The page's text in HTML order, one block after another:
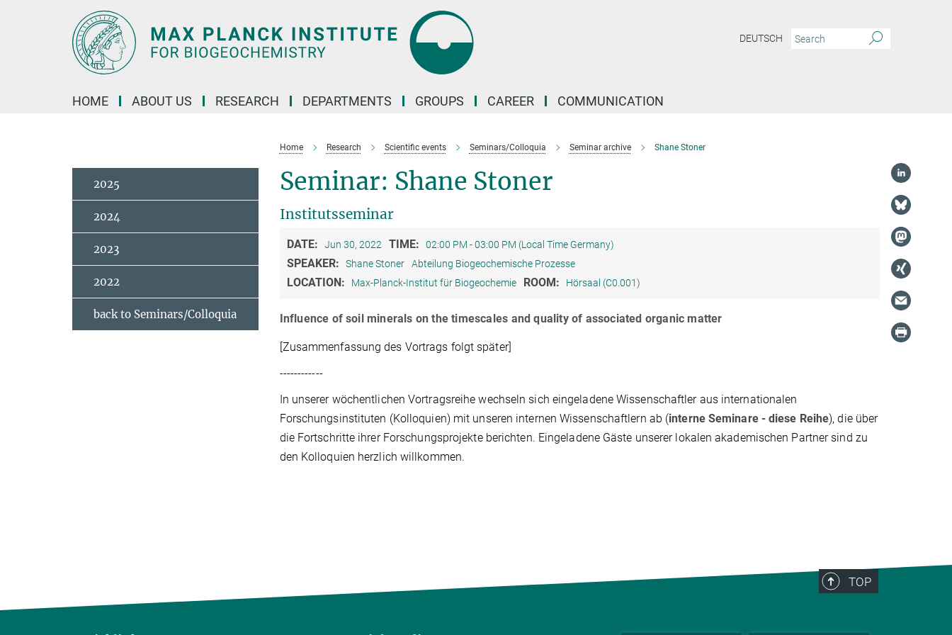
DEUTSCH
HOME ABOUT US RESEARCH DEPARTMENTS GROUPS CAREER COMMUNICATION
Home Research Scientific events Seminars/Colloquia Seminar archive Shane Stoner
Seminar: Shane Stoner
Institutsseminar
DATE: Jun 30, 2022 TIME: 02:00 PM - 03:00 PM (Local Time Germany)
SPEAKER: Shane Stoner Abteilung Biogeochemische Prozesse
LOCATION: Max-Planck-Institut für Biogeochemie ROOM: Hörsaal (C0.001)
Influence of soil minerals on the timescales and quality of associated organic matter
[Zusammenfassung des Vortrags folgt später]
------------
In unserer wöchentlichen Vortragsreihe wechseln sich eingeladene Wissenschaftler aus internationalen
Forschungsinstituten (Kolloquien) mit unseren internen Wissenschaftlern ab (interne Seminare - diese Reihe), die über
die Fortschritte ihrer Forschungsprojekte berichten. Eingeladene Gäste unserer lokalen akademischen Partner sind zu
den Kolloquien herzlich willkommen.
2025
2024
2023
2022
back to Seminars/Colloquia
TOP